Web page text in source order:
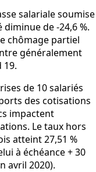
salariale soumise
de -24,6 %.
chômage partiel
généralement
19.
de 10 salariés
des cotisations
impactent
Le taux hors
atteint 27,51 %
à échéance + 30
avril 2020).